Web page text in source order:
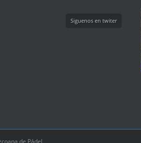
Siguenos en twiter
de Pádel